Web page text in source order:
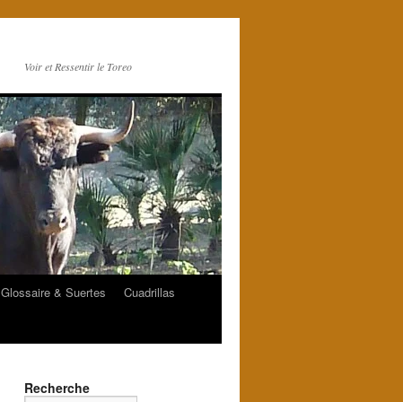
Voir et Ressentir le Toreo
Glossaire & Suertes
Cuadrillas
Recherche